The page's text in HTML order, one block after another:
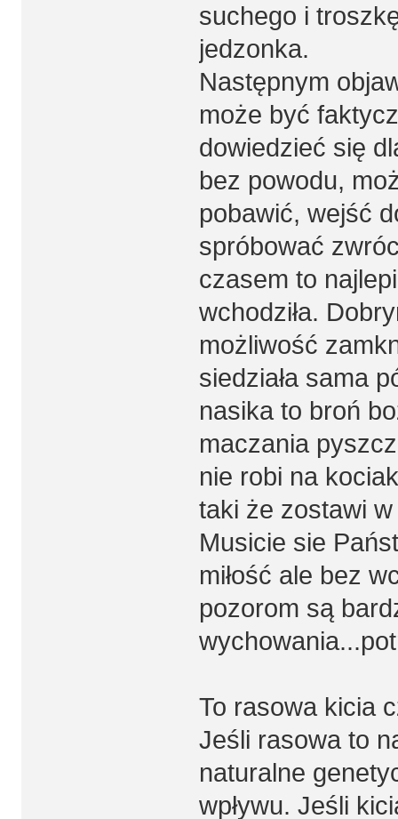
suchego i
jedzonka.
Następnym
może być
dowiedzieć się
bez powodu,
pobawić, wejść
spróbować
czasem to
wchodziła.
możliwość
siedziała sama
nasika to broń
maczania
nie robi na
taki że zostawi
Musicie sie
miłość ale bez
pozorom są
To rasowa kicia
Jeśli rasowa to
naturalne
wpływu. Jeśli